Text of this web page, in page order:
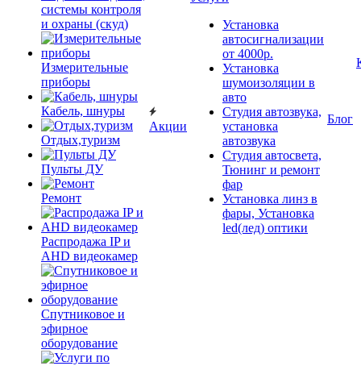
системы контроля
и охраны (скуд)
Измерительные
приборы
Кабель, шнуры
Отдых,туризм
Пульты ДУ
Ремонт
Распродажа IP и
AHD видеокамер
Спутниковое и
эфирное
оборудование
Акции
Установка
автосигнализации
от 4000р.
Установка
шумоизоляции в
авто
Студия автозвука,
установка
автозвука
Студия автосвета,
Тюнинг и ремонт
фар
Установка линз в
фары, Установка
led(лед) оптики
Блог